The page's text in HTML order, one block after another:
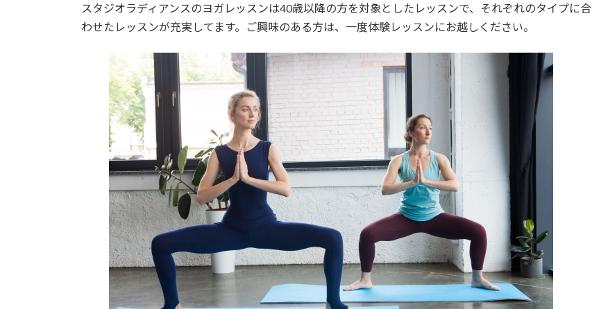
スタジオラディアンスのヨガレッスンは40歳以降の方を対象としたレッスンで、それぞれのタイプに合
わせたレッスンが充実してます。ご興味のある方は、一度体験レッスンにお越しください。